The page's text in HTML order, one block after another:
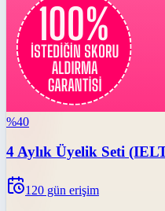
%40
4 Aylık Üyelik Seti
120 gün erişim